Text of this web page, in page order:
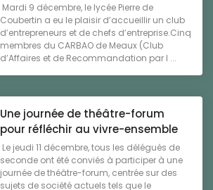
Mardi 9 décembre, le lycée Pierre de
Coubertin a eu le plaisir d’accueillir un club
d’entrepreneurs et de chefs d’entreprise.Cinq
membres du CARBAO de Meaux (Club
d’Affaires et de Recommandation par l ...
Une journée de théâtre-forum
pour réfléchir au vivre-ensemble
Le jeudi 11 décembre, tous les délégués de
seconde ont été conviés à participer à une
journée de théâtre-forum, centrée sur des
sujets de société actuels tels que le